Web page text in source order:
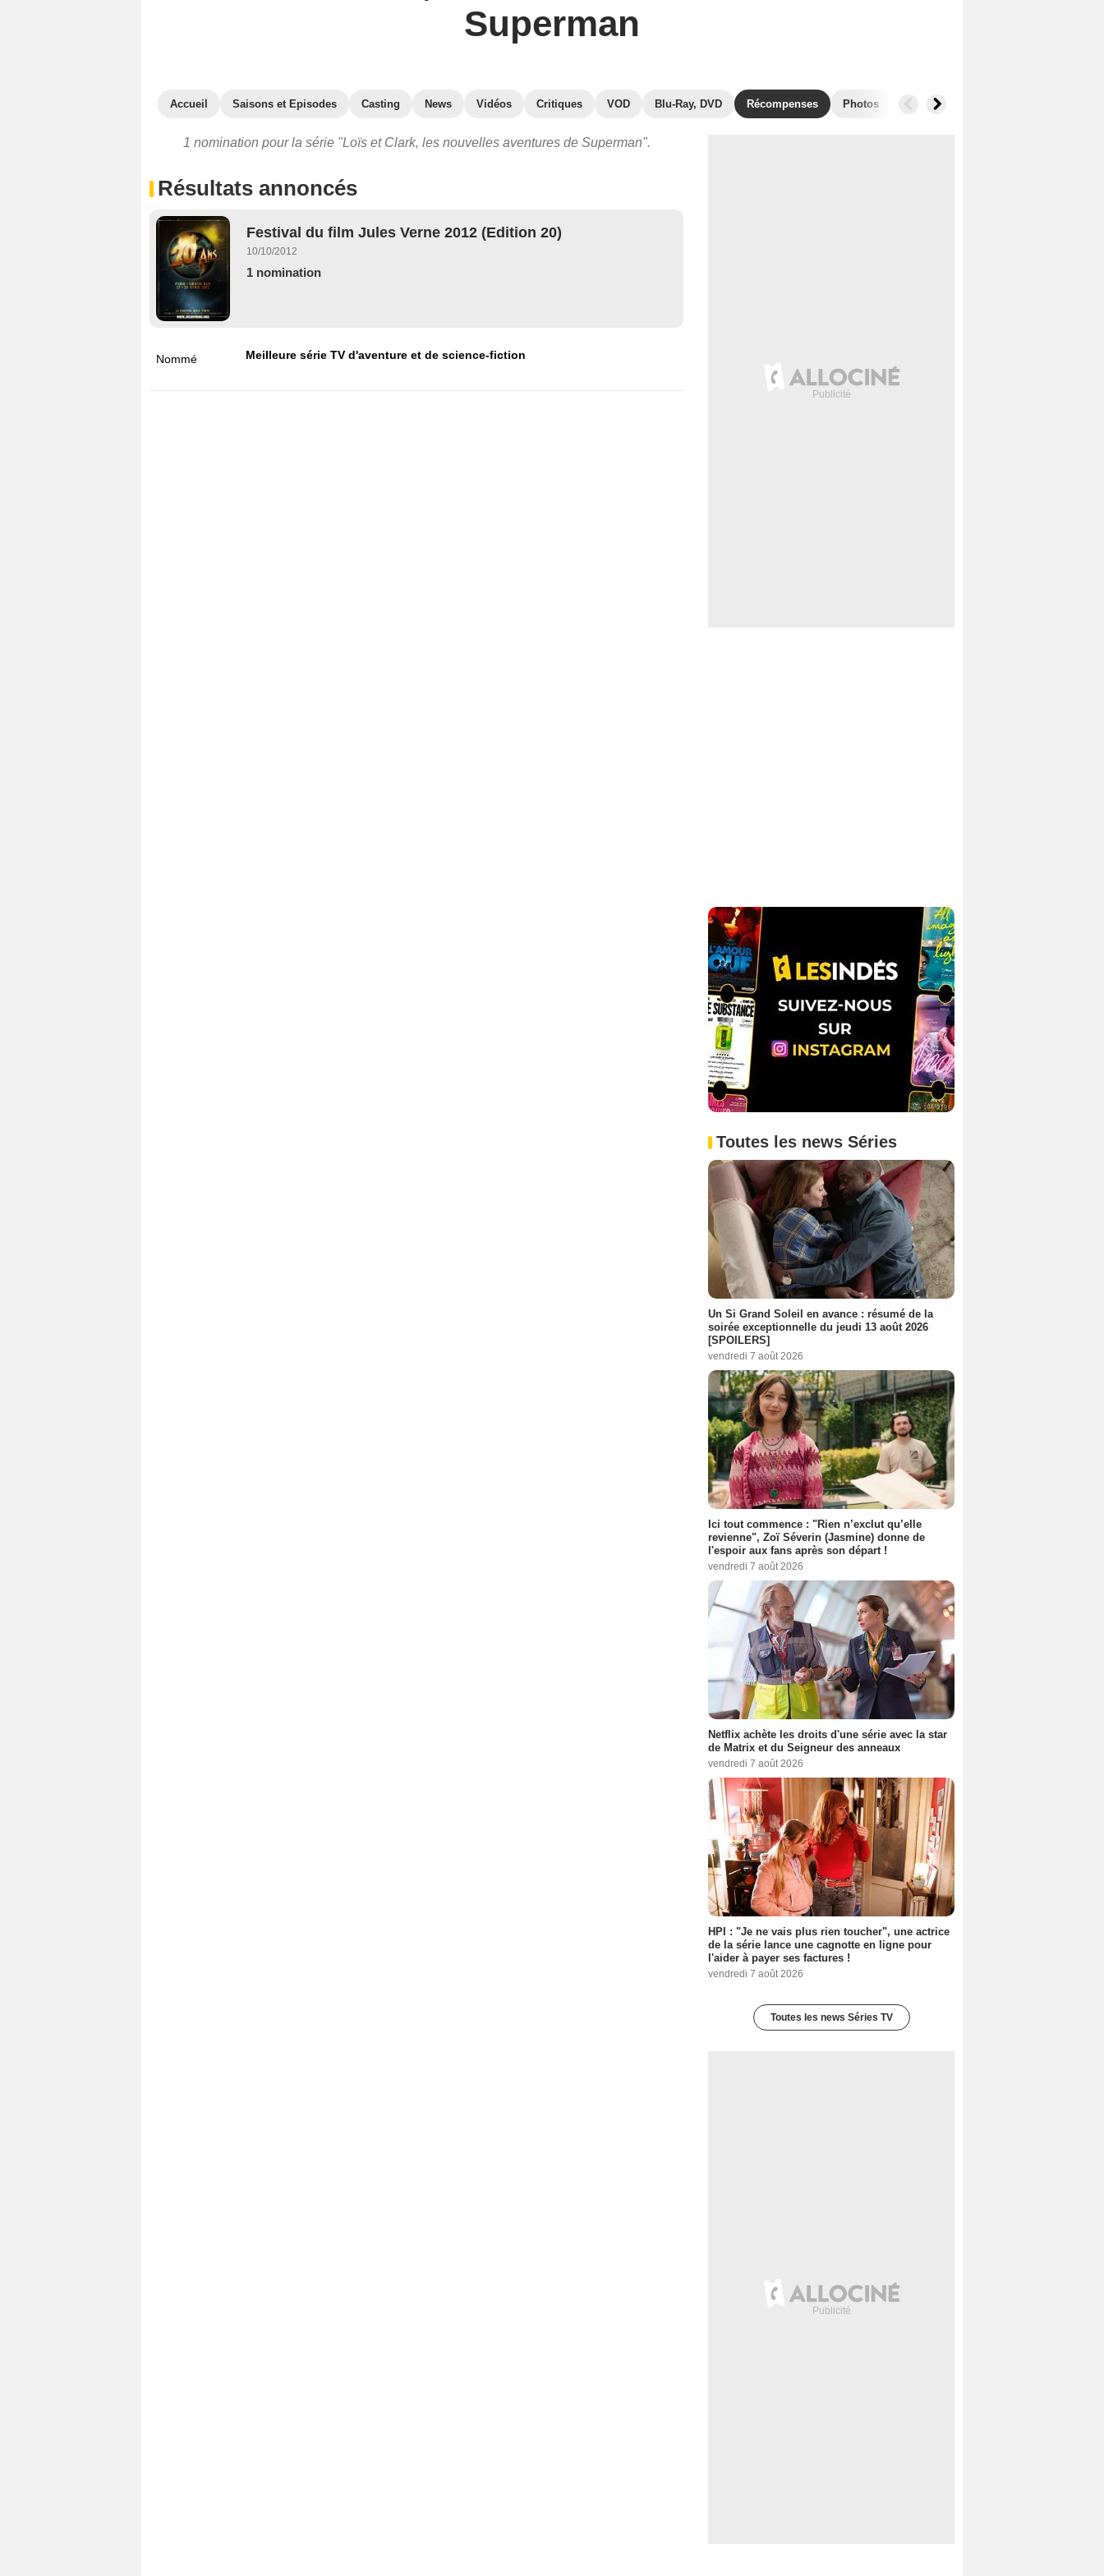
Superman
Accueil Saisons et Episodes Casting News Vidéos Critiques VOD Blu-Ray, DVD Récompenses Photos Secrets de tournage
1 nomination pour la série "Loïs et Clark, les nouvelles aventures de Superman".
Résultats annoncés
Festival du film Jules Verne 2012 (Edition 20)
10/10/2012
1 nomination
Nommé Meilleure série TV d'aventure et de science-fiction
Toutes les news Séries
Un Si Grand Soleil en avance : résumé de la
soirée exceptionnelle du jeudi 13 août 2026
[SPOILERS]
vendredi 7 août 2026
Ici tout commence : "Rien n’exclut qu’elle
revienne", Zoï Séverin (Jasmine) donne de
l'espoir aux fans après son départ !
vendredi 7 août 2026
Netflix achète les droits d'une série avec la star
de Matrix et du Seigneur des anneaux
vendredi 7 août 2026
HPI : "Je ne vais plus rien toucher", une actrice
de la série lance une cagnotte en ligne pour
l'aider à payer ses factures !
vendredi 7 août 2026
Toutes les news Séries TV